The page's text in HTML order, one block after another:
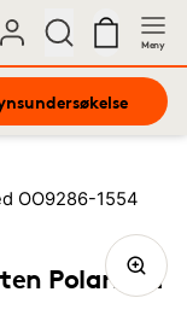
Meny
OO9286-1554
Polarized